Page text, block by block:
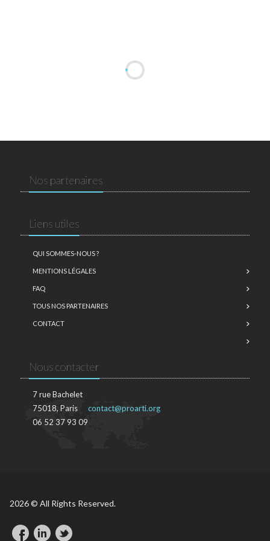
Nos partenaires
Liens utiles
QUI SOMMES-NOUS ?
MENTIONS LÉGALES
FAQ
TOUS NOS PARTENAIRES
CONTACT
Nous contacter
7 rue Bachelet
75018, Paris
06 52 37 93 09
contact@proarti.org
2026 © All Rights Reserved.